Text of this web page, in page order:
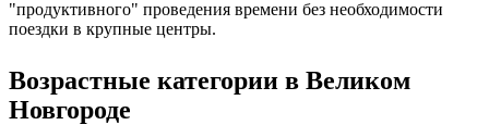
"продуктивного" проведения времени без необходимости
поездки в крупные центры.
Возрастные категории в Великом
Новгороде